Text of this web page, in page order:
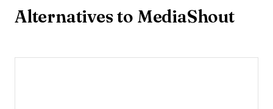
Alternatives to MediaShout